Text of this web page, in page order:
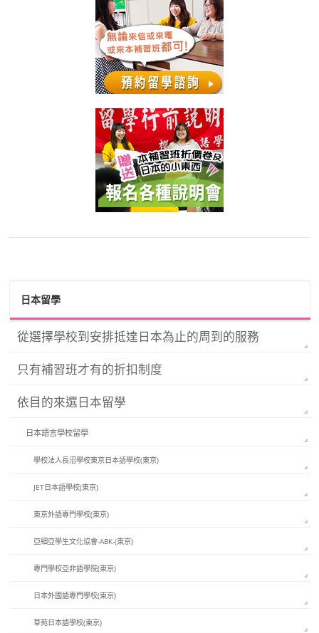
日本留學
從選擇學校到安排抵達日本為止的周到的服務
只有補習班才有的折扣制度
依目的來選日本留學
日本語言學校留學
學校法人長沼學校東京日本語學校(東京)
JET日本語學校(東京)
東京外語專門學校(東京)
亞細亞學生文化協會-ABK-(東京)
專門學校亞非語學院(東京)
日本外國語專門學校(東京)
草苑日本語學校(東京)